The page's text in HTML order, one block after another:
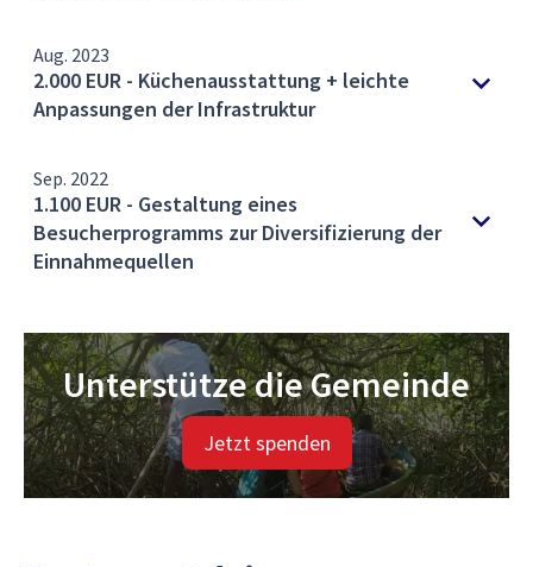
Aug. 2023
2.000 EUR - Küchenausstattung + leichte
Anpassungen der Infrastruktur
Sep. 2022
1.100 EUR - Gestaltung eines
Besucherprogramms zur Diversifizierung der
Einnahmequellen
Unterstütze die Gemeinde
Jetzt spenden